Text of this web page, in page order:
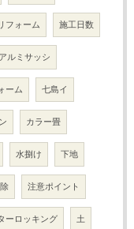
フォーム 施工日数
アルミサッシ
ーム 七島イ
カラー畳
水捌け 下地
注意ポイント
ーロッキング 土